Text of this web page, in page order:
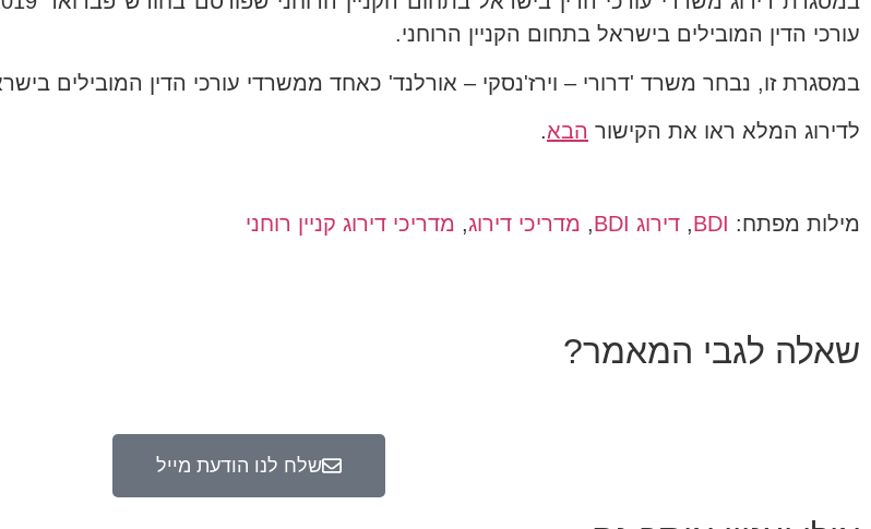
עורכי הדין המובילים בישראל בתחום הקניין הרוחני.
במסגרת זו, נבחר משרד 'דרורי – וירז'נסקי – אורלנד' כאחד ממשרדי עורכי הדין המובילים
לדירוג המלא ראו את הקישור הבא.
מילות מפתח: BDI
, דירוג BDI , מדריכי דירוג, מדריכי דירוג קניין רוחני
שאלה לגבי המאמר?
שלח לנו הודעת מייל